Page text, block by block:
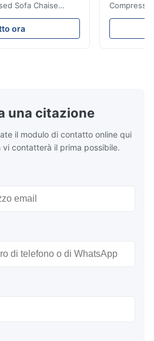
Sofa Chaise
High resilience
for small
light gray
ora
Room
una citazione
il modulo di contatto online qui
contatterà il prima possibile.